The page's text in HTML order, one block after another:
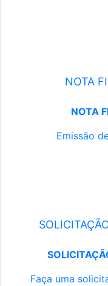
NOTA
NOTA
Emissão
Faça uma